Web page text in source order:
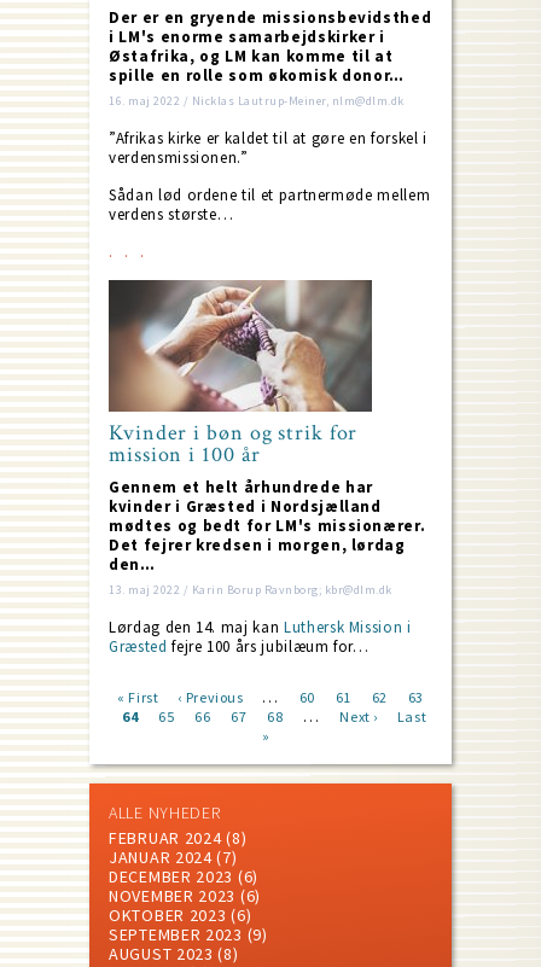
Der er en gryende missionsbevidsthed
i LM's enorme samarbejdskirker i
Østafrika, og LM kan komme til at
spille en rolle som økomisk donor…
16. maj 2022 / Nicklas Lautrup-Meiner, nlm@dlm.dk
”Afrikas kirke er kaldet til at gøre en forskel i
verdensmissionen.”
Sådan lød ordene til et partnermøde mellem
verdens største…
Kvinder i bøn og strik for
mission i 100 år
Gennem et helt århundrede har
kvinder i Græsted i Nordsjælland
mødtes og bedt for LM's missionærer.
Det fejrer kredsen i morgen, lørdag
den…
13. maj 2022 / Karin Borup Ravnborg; kbr@dlm.dk
Lørdag den 14. maj kan Luthersk Mission i
Græsted fejre 100 års jubilæum for…
Pagination
First
page
« First
Previous
page
‹ Previous … Page
60 Page
61 Page
62 Page
63
Current
64 Page
65 Page
66 Page
67 Page
68 …
Next
Next ›
Last
Last
»
ALLE NYHEDER
FEBRUAR 2024(8)
JANUAR 2024(7)
DECEMBER 2023 (6)
NOVEMBER 2023 (6)
OKTOBER 2023 (6)
SEPTEMBER 2023 (9)
AUGUST 2023 (8)